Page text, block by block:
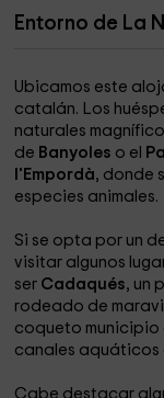
Entorno de La
Ubicamos este
catalán. Los
naturales
de Banyoles o el
l'Empordà, donde
especies animales.
Si se opta por un
visitar algunos
ser Cadaqués, un
rodeado de
coqueto municipio
canales aquáticos
Cabe destacar